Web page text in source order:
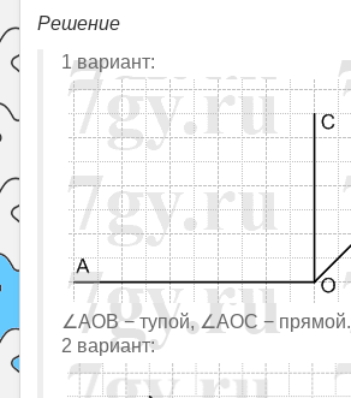
Решение
1 вариант:
∠AOB − тупой, ∠AOC − прямой.
2 вариант: